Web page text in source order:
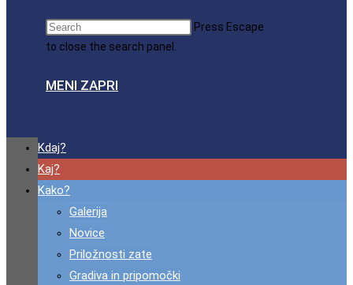
Press Escape
to close the search panel.
MENI ZAPRI
Kdaj?
Kaj?
Kako?
Galerija
Novice
Priložnosti zate
Gradiva in pripomočki